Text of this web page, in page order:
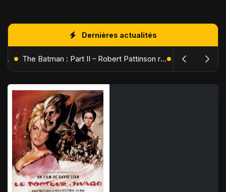
Dernières actualités
L'Âge de Glace : Le Réveil du Volcan – Manny, Sid et Diego de retour pour une aventure explosive The Batman : Part II – Robert Pattinson replonge dans les ténèbres de Gotham dès octobre 2027